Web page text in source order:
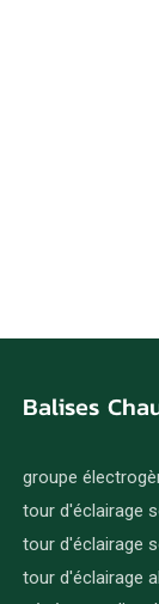
Balises
groupe
tour d'éclairage
tour d'éclairage
tour d'éclairage